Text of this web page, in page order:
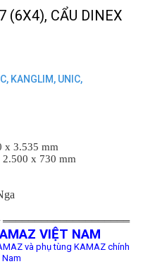
(6X4), CẨU DINEX
KANGLIM, UNIC,
x 3.535 mm
x 730 mm
VIỆT NAM
và phụ tùng KAMAZ chính